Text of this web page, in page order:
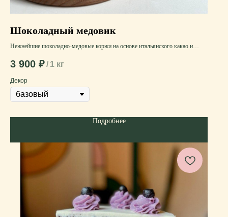
Шоколадный медовик
Нежнейшие шоколадно-медовые коржи на основе итальянского какао и
с жирной натуральной сметаной
3 900 ₽/ 1 кг
Декор
Подробнее